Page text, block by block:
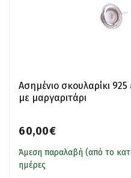
Ασημένιο σκουλαρίκι
με μαργαριτάρι
60,00€
Άμεση παραλαβή (από το
ημέρες